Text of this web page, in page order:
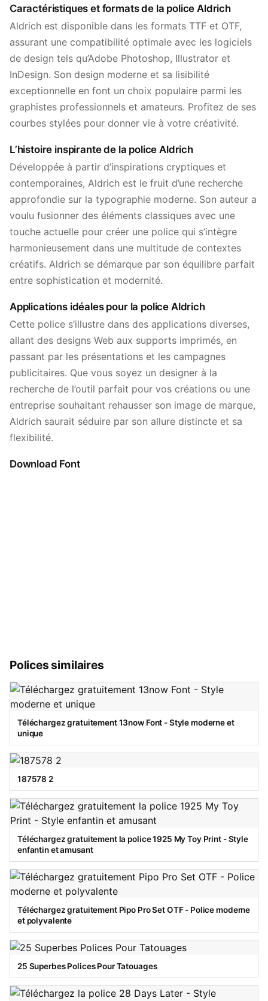
Caractéristiques et formats de la police Aldrich
Aldrich est disponible dans les formats TTF et OTF,
assurant une compatibilité optimale avec les logiciels
de design tels qu’Adobe Photoshop, Illustrator et
InDesign. Son design moderne et sa lisibilité
exceptionnelle en font un choix populaire parmi les
graphistes professionnels et amateurs. Profitez de ses
courbes stylées pour donner vie à votre créativité.
L’histoire inspirante de la police Aldrich
Développée à partir d’inspirations cryptiques et
contemporaines, Aldrich est le fruit d’une recherche
approfondie sur la typographie moderne. Son auteur a
voulu fusionner des éléments classiques avec une
touche actuelle pour créer une police qui s’intègre
harmonieusement dans une multitude de contextes
créatifs. Aldrich se démarque par son équilibre parfait
entre sophistication et modernité.
Applications idéales pour la police Aldrich
Cette police s’illustre dans des applications diverses,
allant des designs Web aux supports imprimés, en
passant par les présentations et les campagnes
publicitaires. Que vous soyez un designer à la
recherche de l’outil parfait pour vos créations ou une
entreprise souhaitant rehausser son image de marque,
Aldrich saurait séduire par son allure distincte et sa
flexibilité.
Download Font
Polices similaires
Téléchargez gratuitement 13now Font - Style moderne et
unique
187578 2
Téléchargez gratuitement la police 1925 My Toy Print - Style
enfantin et amusant
Téléchargez gratuitement Pipo Pro Set OTF - Police moderne
et polyvalente
25 Superbes Polices Pour Tatouages